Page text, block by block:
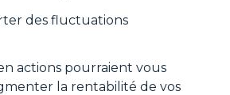
des fluctuations
actions pourraient vous
la rentabilité de vos